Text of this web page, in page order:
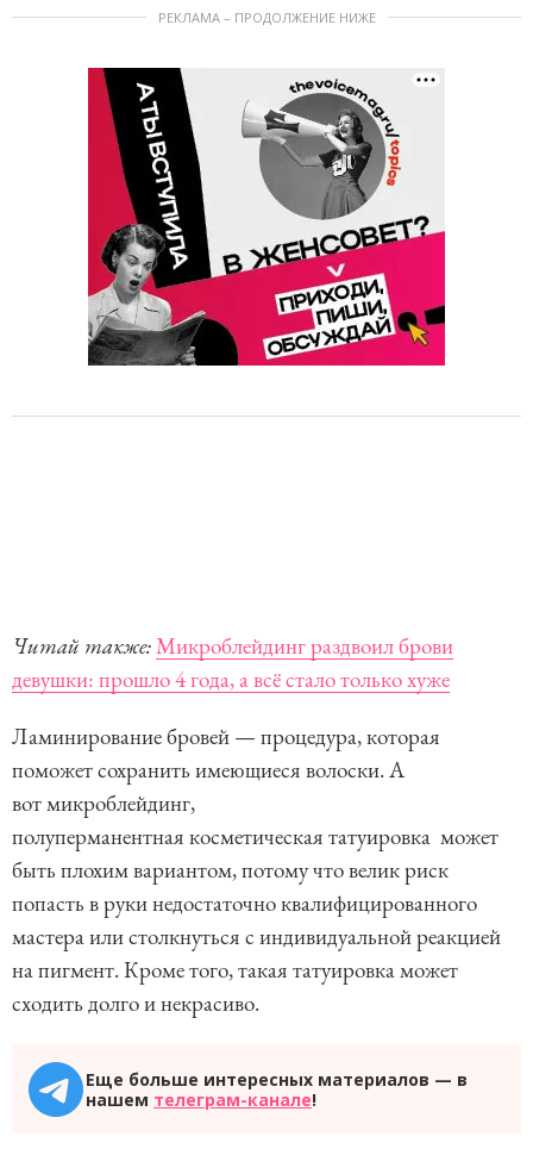
РЕКЛАМА – ПРОДОЛЖЕНИЕ НИЖЕ
Читай также:Микроблейдинг раздвоил брови
девушки: прошло 4 года, а всё стало только хуже
Ламинирование бровей — процедура, которая
поможет сохранить имеющиеся волоски. А
вот микроблейдинг,
полуперманентная косметическая татуировка может
быть плохим вариантом, потому что велик риск
попасть в руки недостаточно квалифицированного
мастера или столкнуться с индивидуальной реакцией
на пигмент. Кроме того, такая татуировка может
сходить долго и некрасиво.
Еще больше интересных материалов — в
нашем телеграм-канале!